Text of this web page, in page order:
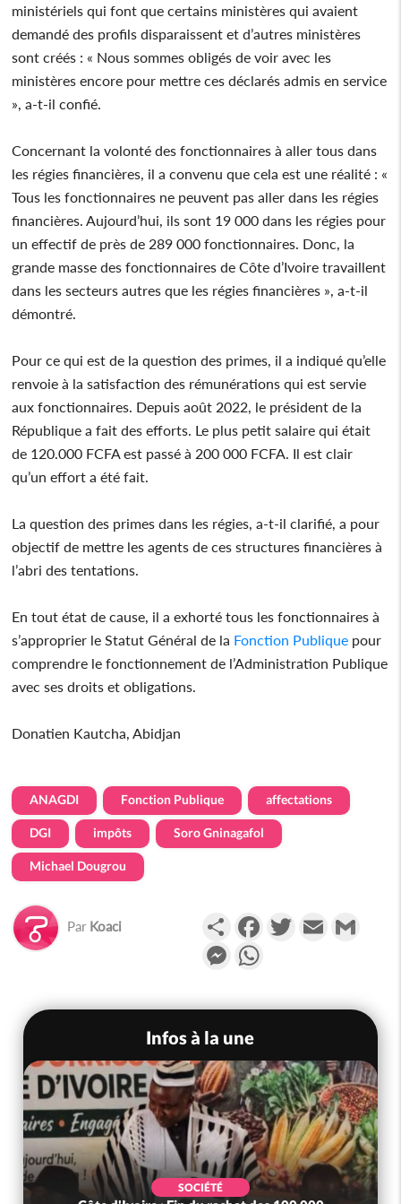
ministériels qui font que certains ministères qui avaient
demandé des profils disparaissent et d’autres ministères
sont créés : « Nous sommes obligés de voir avec les
ministères encore pour mettre ces déclarés admis en service
», a-t-il confié.
Concernant la volonté des fonctionnaires à aller tous dans
les régies financières, il a convenu que cela est une réalité : «
Tous les fonctionnaires ne peuvent pas aller dans les régies
financières. Aujourd’hui, ils sont 19 000 dans les régies pour
un effectif de près de 289 000 fonctionnaires. Donc, la
grande masse des fonctionnaires de Côte d’Ivoire travaillent
dans les secteurs autres que les régies financières », a-t-il
démontré.
Pour ce qui est de la question des primes, il a indiqué qu’elle
renvoie à la satisfaction des rémunérations qui est servie
aux fonctionnaires. Depuis août 2022, le président de la
République a fait des efforts. Le plus petit salaire qui était
de 120.000 FCFA est passé à 200 000 FCFA. Il est clair
qu’un effort a été fait.
La question des primes dans les régies, a-t-il clarifié, a pour
objectif de mettre les agents de ces structures financières à
l’abri des tentations.
En tout état de cause, il a exhorté tous les fonctionnaires à
s’approprier le Statut Général de la Fonction Publique pour
comprendre le fonctionnement de l’Administration Publique
avec ses droits et obligations.
Donatien Kautcha, Abidjan
ANAGDI Fonction Publique affectations
DGI impôts Soro Gninagafol
Michael Dougrou
Par Koaci PartagerFacebookTwitterEmail
Messenger
Infos à la une
SOCIÉTÉ